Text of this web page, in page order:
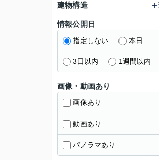
建物構造
情報公開日
指定しない 本日
3日以内 1週間以内
画像・動画あり
画像あり
動画あり
パノラマあり